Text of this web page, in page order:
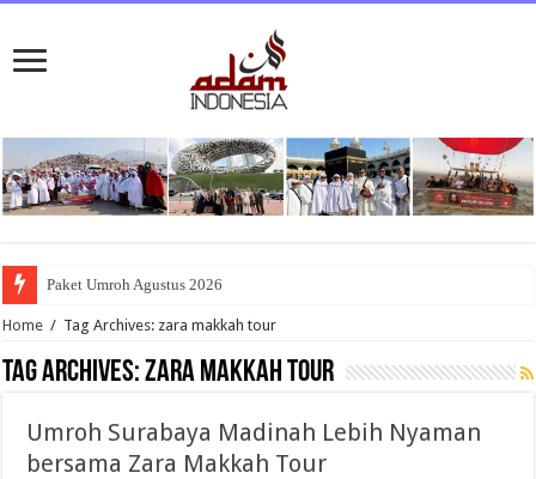
Paket Umroh Agustus 2026
Home / Tag Archives: zara makkah tour
Tag Archives:zara makkah tour
Umroh Surabaya Madinah Lebih Nyaman
bersama Zara Makkah Tour